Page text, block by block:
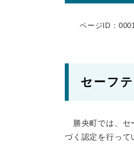
ページID：
セーフ
勝央町では、セ
づく認定を行って